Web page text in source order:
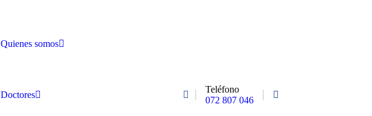
Quienes somos
Doctores
Teléfono
072 807 046